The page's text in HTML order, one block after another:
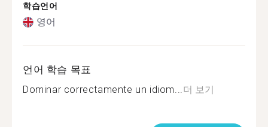
학습언어
영어
언어 학습 목표
Dominar correctamente un idiom...더 보기